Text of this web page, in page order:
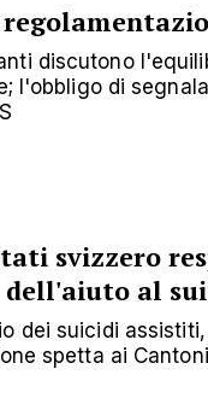
discutono
l'obbligo di
svizzero
al
dei suicidi
spetta ai